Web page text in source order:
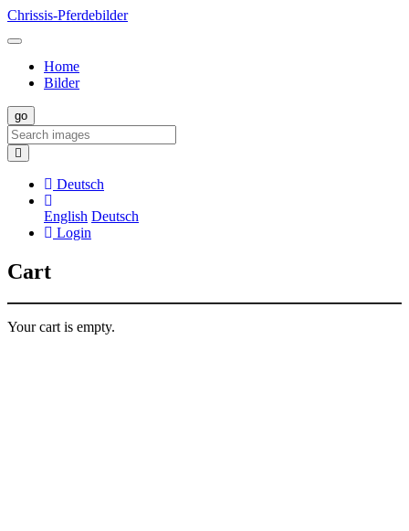
Chrissis-Pferdebilder
Home
Bilder
Deutsch
English Deutsch
Login
Cart
Your cart is empty.